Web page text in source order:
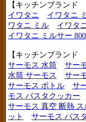
【キッチンブランド
イワタニ
イワタニ
ワタニ ミル
イワタ
イワタニ ミルサー
【キッチンブランド
サーモス 水筒
サー
水筒 サーモス
サー
サーモス ボトル
サ
モス パスタクッカー
サーモス 真空 断熱
ット
サーモス パス